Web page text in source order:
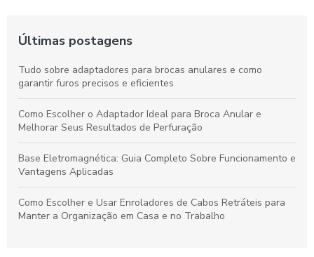
Últimas postagens
Tudo sobre adaptadores para brocas anulares e como
garantir furos precisos e eficientes
Como Escolher o Adaptador Ideal para Broca Anular e
Melhorar Seus Resultados de Perfuração
Base Eletromagnética: Guia Completo Sobre Funcionamento e
Vantagens Aplicadas
Como Escolher e Usar Enroladores de Cabos Retráteis para
Manter a Organização em Casa e no Trabalho